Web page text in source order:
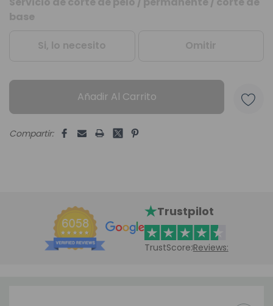
Unidades
disponibles:
base
Si, lo necesito Omitir
Añadir Al Carrito
Compartir:
Trustpilot
TrustScore:Reviews: